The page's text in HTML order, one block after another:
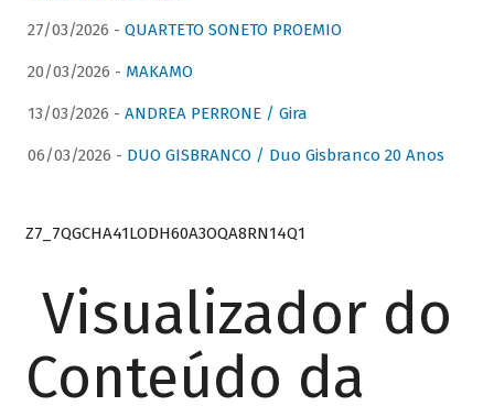
27/03/2026 - QUARTETO SONETO PROEMIO
20/03/2026 - MAKAMO
13/03/2026 - ANDREA PERRONE / Gira
06/03/2026 - DUO GISBRANCO / Duo Gisbranco 20 Anos
Z7_7QGCHA41LODH60A3OQA8RN14Q1
Visualizador do
Conteúdo da